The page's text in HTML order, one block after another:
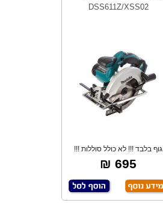
DSS611Z/XSS02
גוף בלבד !!! לא כולל סוללות !!!
18V. מה
695 ₪